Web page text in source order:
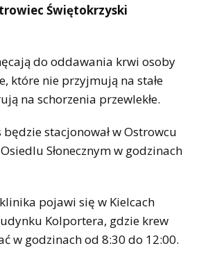
Świętokrzyski
do oddawania krwi osoby
które nie przyjmują na stałe
na schorzenia przewlekłe.
stacjonował w Ostrowcu
Słonecznym w godzinach
pojawi się w Kielcach
Kolportera, gdzie krew
w godzinach od 8:30 do 12:00.